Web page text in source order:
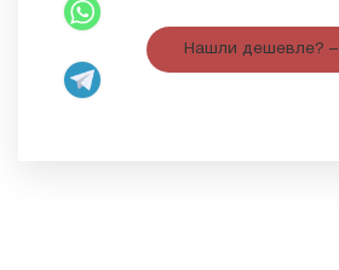
Нашли дешевле? –